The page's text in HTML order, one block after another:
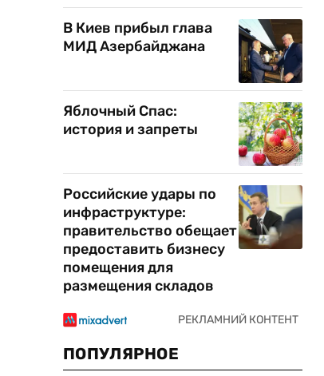
В Киев прибыл глава
МИД Азербайджана
Яблочный Спас:
история и запреты
Российские удары по
инфраструктуре:
правительство обещает
предоставить бизнесу
помещения для
размещения складов
ПОПУЛЯРНОЕ